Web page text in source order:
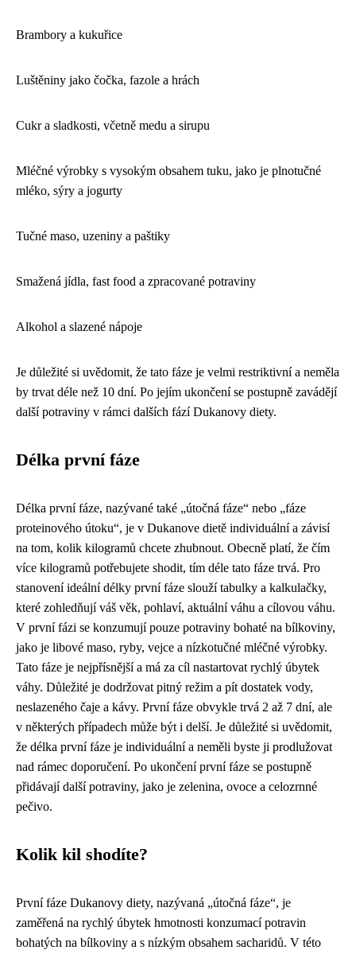
Brambory a kukuřice
Luštěniny jako čočka, fazole a hrách
Cukr a sladkosti, včetně medu a sirupu
Mléčné výrobky s vysokým obsahem tuku, jako je plnotučné
mléko, sýry a jogurty
Tučné maso, uzeniny a paštiky
Smažená jídla, fast food a zpracované potraviny
Alkohol a slazené nápoje
Je důležité si uvědomit, že tato fáze je velmi restriktivní a neměla
by trvat déle než 10 dní. Po jejím ukončení se postupně zavádějí
další potraviny v rámci dalších fází Dukanovy diety.
Délka první fáze
Délka první fáze, nazývané také „útočná fáze“ nebo „fáze
proteinového útoku“, je v Dukanove dietě individuální a závisí
na tom, kolik kilogramů chcete zhubnout. Obecně platí, že čím
více kilogramů potřebujete shodit, tím déle tato fáze trvá. Pro
stanovení ideální délky první fáze slouží tabulky a kalkulačky,
které zohledňují váš věk, pohlaví, aktuální váhu a cílovou váhu.
V první fázi se konzumují pouze potraviny bohaté na bílkoviny,
jako je libové maso, ryby, vejce a nízkotučné mléčné výrobky.
Tato fáze je nejpřísnější a má za cíl nastartovat rychlý úbytek
váhy. Důležité je dodržovat pitný režim a pít dostatek vody,
neslazeného čaje a kávy. První fáze obvykle trvá 2 až 7 dní, ale
v některých případech může být i delší. Je důležité si uvědomit,
že délka první fáze je individuální a neměli byste ji prodlužovat
nad rámec doporučení. Po ukončení první fáze se postupně
přidávají další potraviny, jako je zelenina, ovoce a celozrnné
pečivo.
Kolik kil shodíte?
První fáze Dukanovy diety, nazývaná „útočná fáze“, je
zaměřená na rychlý úbytek hmotnosti konzumací potravin
bohatých na bílkoviny a s nízkým obsahem sacharidů. V této